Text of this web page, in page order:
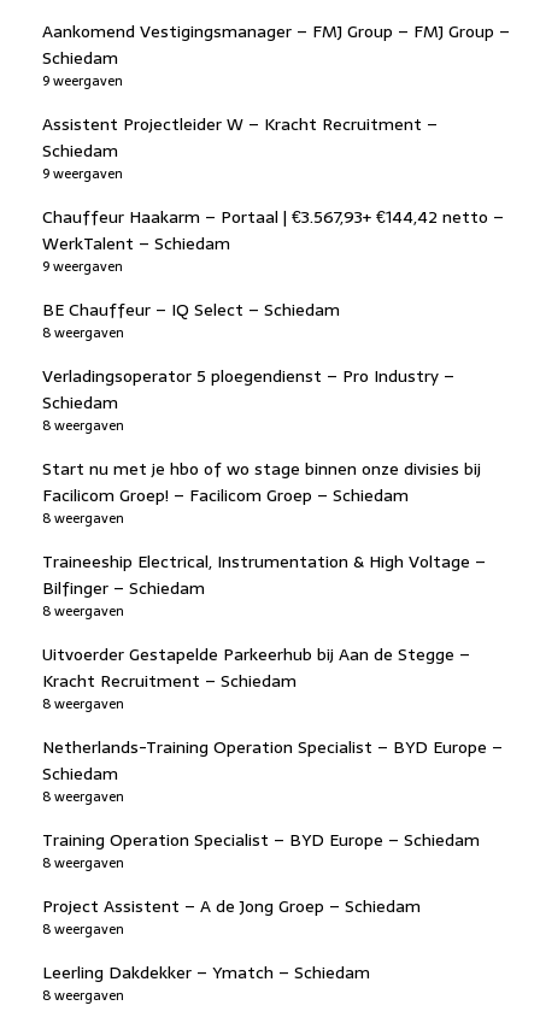
Aankomend Vestigingsmanager – FMJ Group – FMJ Group –
Schiedam
9 weergaven
Assistent Projectleider W – Kracht Recruitment –
Schiedam
9 weergaven
Chauffeur Haakarm – Portaal | €3.567,93+ €144,42 netto –
WerkTalent – Schiedam
9 weergaven
BE Chauffeur – IQ Select – Schiedam
8 weergaven
Verladingsoperator 5 ploegendienst – Pro Industry –
Schiedam
8 weergaven
Start nu met je hbo of wo stage binnen onze divisies bij
Facilicom Groep! – Facilicom Groep – Schiedam
8 weergaven
Traineeship Electrical, Instrumentation & High Voltage –
Bilfinger – Schiedam
8 weergaven
Uitvoerder Gestapelde Parkeerhub bij Aan de Stegge –
Kracht Recruitment – Schiedam
8 weergaven
Netherlands-Training Operation Specialist – BYD Europe –
Schiedam
8 weergaven
Training Operation Specialist – BYD Europe – Schiedam
8 weergaven
Project Assistent – A de Jong Groep – Schiedam
8 weergaven
Leerling Dakdekker – Ymatch – Schiedam
8 weergaven